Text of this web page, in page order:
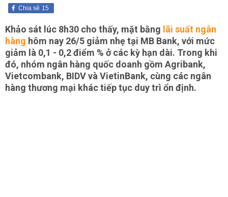
15
Chia sẻ
Khảo sát lúc 8h30 cho thấy, mặt bằng lãi suất ngân
hàng hôm nay 26/5 giảm nhẹ tại MB Bank, với mức
giảm là 0,1 - 0,2 điểm % ở các kỳ hạn dài. Trong khi
đó, nhóm ngân hàng quốc doanh gồm Agribank,
Vietcombank, BIDV và VietinBank, cùng các ngân
hàng thương mại khác tiếp tục duy trì ổn định.